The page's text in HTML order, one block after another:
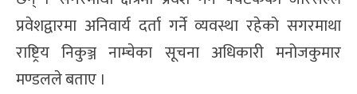
प्रवेशद्वारमा अनिवार्य दर्ता गर्ने व्यवस्था रहेको सगरमाथा
राष्ट्रिय निकुञ्ज नाम्चेका सूचना अधिकारी मनोजकुमार
मण्डलले बताए ।